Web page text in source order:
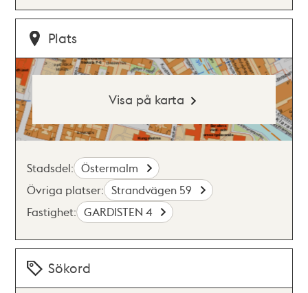
Plats
Visa på karta
Stadsdel: Östermalm
Övriga platser: Strandvägen 59
Fastighet: GARDISTEN 4
Sökord